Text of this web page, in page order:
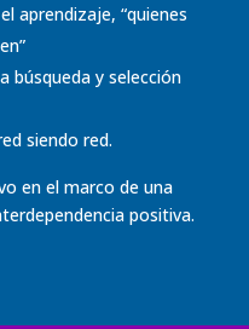
aprendizaje, “quienes
búsqueda y selección
siendo red.
en el marco de una
positiva.